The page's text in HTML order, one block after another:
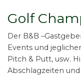
Golf
Der B&B
Events und
Pitch & Putt, usw.
Abschlagzeiten